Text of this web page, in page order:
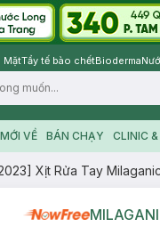
MặtTẩy tế bào chếtBioderma
VỀ BÁN CHẠY CLINIC
Xịt Rửa Tay